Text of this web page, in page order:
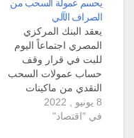
العالم، من اتفاقية تجارة
الحبوب متعددة الجنسيات
(GTC) ، التي تعزز
شفافية السوق من أجل
تعزيز التعاون…
يحسم عمولة السحب من
الصراف الآلي
يعقد البنك المركزي
المصري اجتماعاً اليوم
للبت في قرار وقف
حساب عمولات السحب
النقدي من ماكينات
سبع خدمات إلكترونية
8 يونيو , 2022
في "اقتصاد"